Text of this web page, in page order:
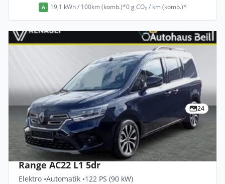
A 19,1 kWh / 100km (komb.)*0 g CO₂ / km (komb.)*
24
Privat & Gewerbe
Renault Kangoo-e-tech Techno Comfort
Range AC22 L1 5dr
Elektro •Automatik •122 PS (90 kW)